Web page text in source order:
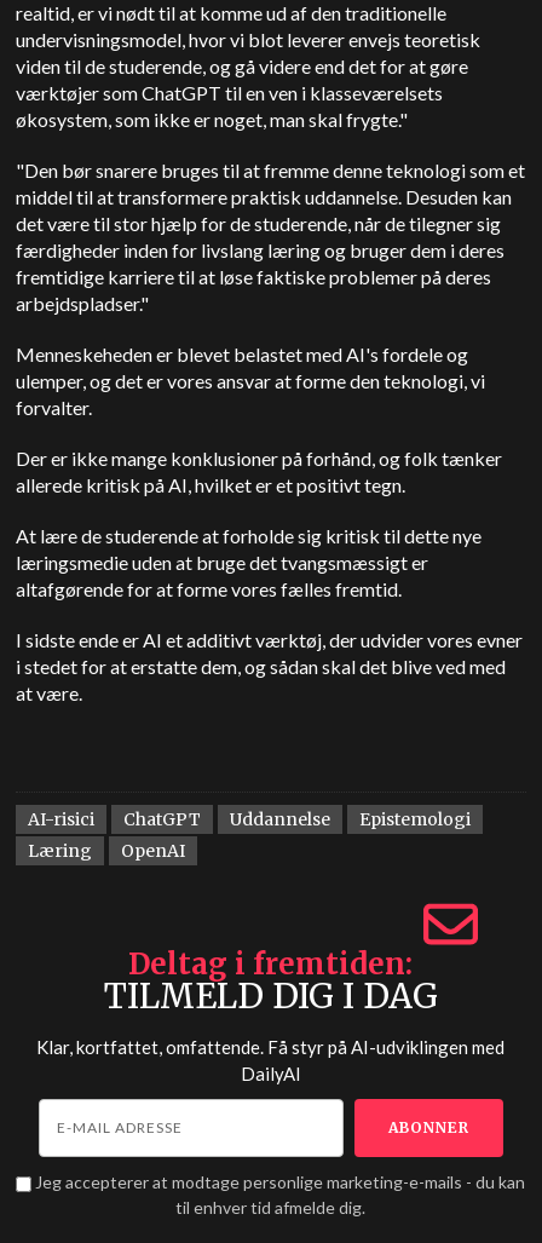
realtid, er vi nødt til at komme ud af den traditionelle
undervisningsmodel, hvor vi blot leverer envejs teoretisk
viden til de studerende, og gå videre end det for at gøre
værktøjer som ChatGPT til en ven i klasseværelsets
økosystem, som ikke er noget, man skal frygte."
"Den bør snarere bruges til at fremme denne teknologi som et
middel til at transformere praktisk uddannelse. Desuden kan
det være til stor hjælp for de studerende, når de tilegner sig
færdigheder inden for livslang læring og bruger dem i deres
fremtidige karriere til at løse faktiske problemer på deres
arbejdspladser."
Menneskeheden er blevet belastet med AI's fordele og
ulemper, og det er vores ansvar at forme den teknologi, vi
forvalter.
Der er ikke mange konklusioner på forhånd, og folk tænker
allerede kritisk på AI, hvilket er et positivt tegn.
At lære de studerende at forholde sig kritisk til dette nye
læringsmedie uden at bruge det tvangsmæssigt er
altafgørende for at forme vores fælles fremtid.
I sidste ende er AI et additivt værktøj, der udvider vores evner
i stedet for at erstatte dem, og sådan skal det blive ved med
at være.
AI-risici ChatGPT Uddannelse
Epistemologi
Læring
OpenAI
Deltag i fremtiden
TILMELD DIG I DAG
Klar, kortfattet, omfattende. Få styr på AI-udviklingen med
DailyAI
Jeg accepterer at modtage personlige marketing-e-mails - du kan
til enhver tid afmelde dig.